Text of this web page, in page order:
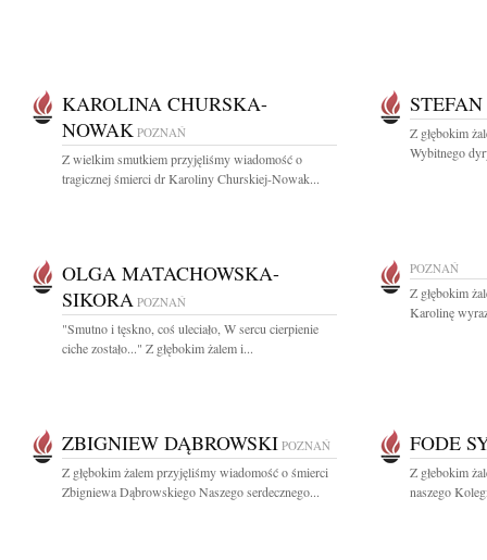
KAROLINA CHURSKA-
NOWAK POZNAŃ
Z wielkim smutkiem przyjęliśmy wiadomość o
tragicznej śmierci dr Karoliny Churskiej-Nowak...
Z głębokim
Wybitnego
OLGA MATACHOWSKA-
SIKORA POZNAŃ
"Smutno i tęskno, coś uleciało, W sercu cierpienie
ciche zostało..." Z głębokim żalem i...
POZNAŃ
Z głębokim
Karolinę
ZBIGNIEW DĄBROWSKI POZNAŃ
Z głębokim żalem przyjęliśmy wiadomość o śmierci
Zbigniewa Dąbrowskiego Naszego serdecznego...
FODE
Z głebokim
naszego